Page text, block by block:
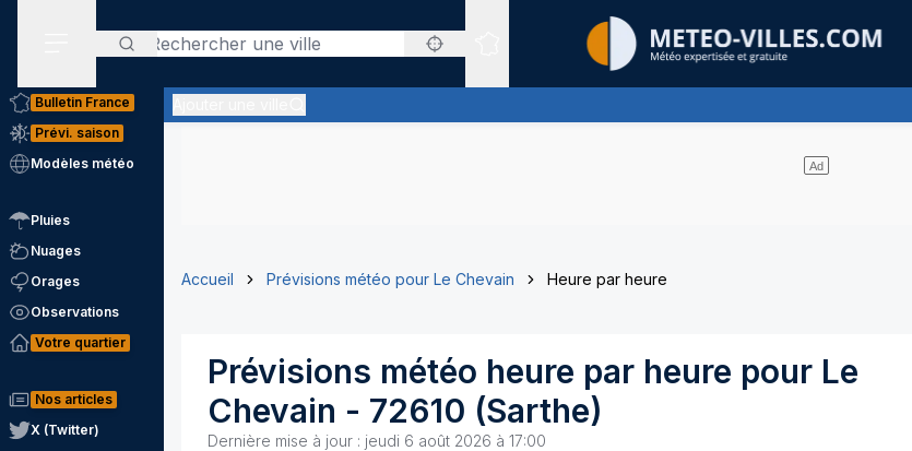
Rechercher
Sites expertis&eacute;s
Bulletin France
Prévi. saison
Modèles météo
Pluies
Nuages
Orages
Observations
Votre quartier
Nos articles
X (Twitter)
Accueil Prévisions météo pour Le Chevain Heure par heure
Prévisions météo heure par heure pour Le
Chevain - 72610 (Sarthe)
Dernière mise à jour : jeudi 6 août 2026 à 17:00